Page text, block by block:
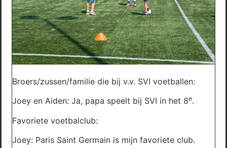
Broers/zussen/familie die bij v.v. SVI voetballen:
Joey en Aiden: Ja, papa speelt bij SVI in het 8e.
Favoriete voetbalclub:
Joey: Paris Saint Germain is mijn favoriete club.